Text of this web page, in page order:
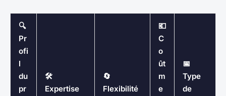
🔍
Pr
ofi
l
du
pr
🛠️
Expertise
🔄
Flexibilité
💶
C
o
ût
m
e
📅
Type
de